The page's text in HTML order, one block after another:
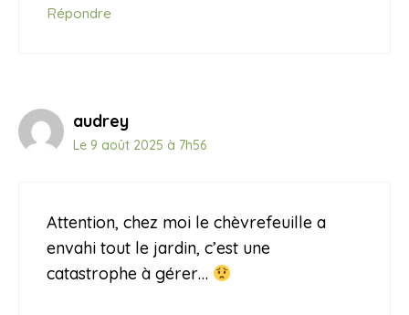
Répondre
audrey
Le 9 août 2025 à 7h56
Attention, chez moi le chèvrefeuille a
envahi tout le jardin, c’est une
catastrophe à gérer…